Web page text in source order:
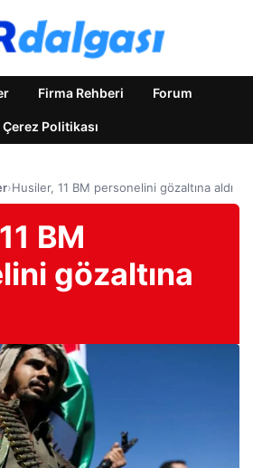
Firma Rehberi Forum
Çerez Politikası
›Husiler, 11 BM personelini gözaltına aldı
BM
gözaltına